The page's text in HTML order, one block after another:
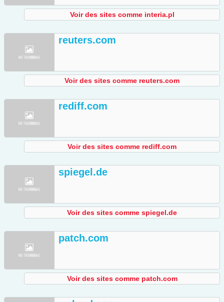
Voir des sites comme interia.pl
reuters.com
Voir des sites comme reuters.com
rediff.com
Voir des sites comme rediff.com
spiegel.de
Voir des sites comme spiegel.de
patch.com
Voir des sites comme patch.com